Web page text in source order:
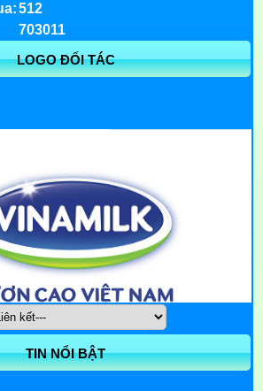
512
703011
LOGO ĐỐI TÁC
TIN NỔI BẬT